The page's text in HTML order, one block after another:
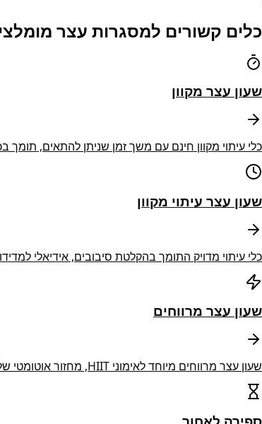
כלים קשורים למסגרות עצר
שעון עצר מקוון
כלי עיתוי מקוון חינם עם משך זמן שניתן להתאים,
שעון עצר עיתוי מקוון
כלי עיתוי מדויק התומך בהקלטת סיבובים, אידיאלי
שעון עצר מרווחים
שעון עצר מרווחים מיוחד לאימוני HIIT, מחזור אוטומטי של תקופות עבודה והמתנה.